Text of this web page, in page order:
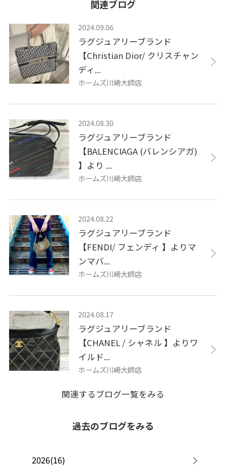
関連ブログ
2024.09.06
ラグジュアリーブランド
【Christian Dior/ クリスチャン
ディ...
ホームズ川崎大師店
2024.08.30
ラグジュアリーブランド
【BALENCIAGA (バレンシアガ)
】より ...
ホームズ川崎大師店
2024.08.22
ラグジュアリーブランド
【FENDI/ フェンディ 】よりマ
ンマバ...
ホームズ川崎大師店
2024.08.17
ラグジュアリーブランド
【CHANEL / シャネル 】よりワ
イルド...
ホームズ川崎大師店
関連するブログ一覧をみる
過去のブログをみる
2026(16)